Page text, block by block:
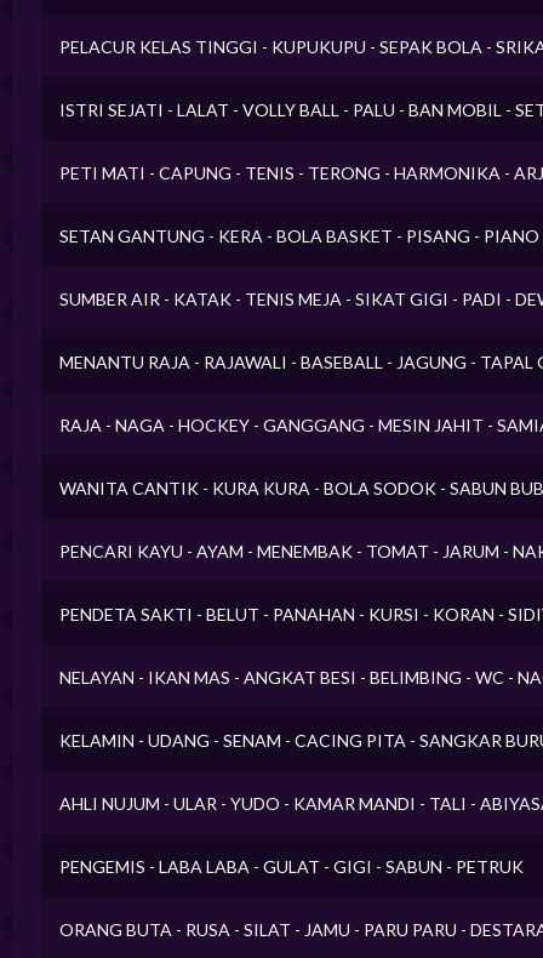
PELACUR KELAS TINGGI - KUPUKUPU - SEPAK BOLA -
ISTRI SEJATI - LALAT - VOLLY BALL - PALU - BAN MOBIL -
PETI MATI - CAPUNG - TENIS - TERONG - HARMONIKA -
SETAN GANTUNG - KERA - BOLA BASKET - PISANG -
SUMBER AIR - KATAK - TENIS MEJA - SIKAT GIGI - PADI -
MENANTU RAJA - RAJAWALI - BASEBALL - JAGUNG -
RAJA - NAGA - HOCKEY - GANGGANG - MESIN JAHIT -
WANITA CANTIK - KURA KURA - BOLA SODOK - SABUN
PENCARI KAYU - AYAM - MENEMBAK - TOMAT - JARUM -
PENDETA SAKTI - BELUT - PANAHAN - KURSI - KORAN -
NELAYAN - IKAN MAS - ANGKAT BESI - BELIMBING - WC -
KELAMIN - UDANG - SENAM - CACING PITA - SANGKAR
AHLI NUJUM - ULAR - YUDO - KAMAR MANDI - TALI -
PENGEMIS - LABA LABA - GULAT - GIGI - SABUN - PETRUK
ORANG BUTA - RUSA - SILAT - JAMU - PARU PARU -